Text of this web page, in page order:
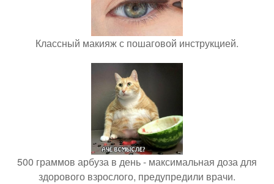
Классный макияж с пошаговой инструкцией.
500 граммов арбуза в день - максимальная доза для
здорового взрослого, предупредили врачи.